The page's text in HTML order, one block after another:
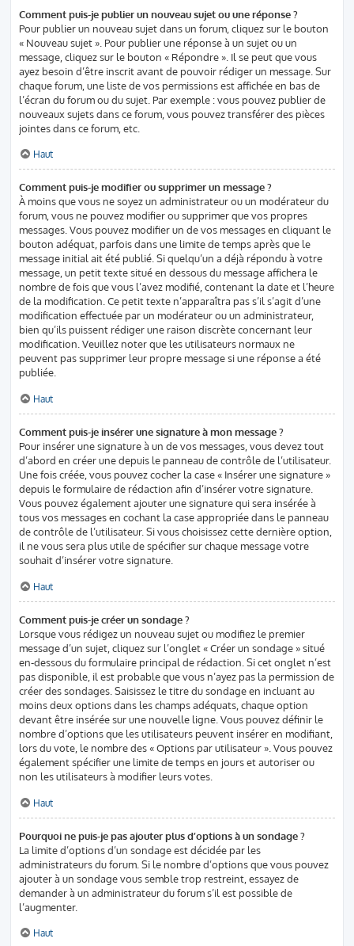
Comment puis-je publier un nouveau sujet ou une réponse ?
Pour publier un nouveau sujet dans un forum, cliquez sur le bouton
« Nouveau sujet ». Pour publier une réponse à un sujet ou un
message, cliquez sur le bouton « Répondre ». Il se peut que vous
ayez besoin d’être inscrit avant de pouvoir rédiger un message. Sur
chaque forum, une liste de vos permissions est affichée en bas de
l’écran du forum ou du sujet. Par exemple : vous pouvez publier de
nouveaux sujets dans ce forum, vous pouvez transférer des pièces
jointes dans ce forum, etc.
Haut
Comment puis-je modifier ou supprimer un message ?
À moins que vous ne soyez un administrateur ou un modérateur du
forum, vous ne pouvez modifier ou supprimer que vos propres
messages. Vous pouvez modifier un de vos messages en cliquant le
bouton adéquat, parfois dans une limite de temps après que le
message initial ait été publié. Si quelqu’un a déjà répondu à votre
message, un petit texte situé en dessous du message affichera le
nombre de fois que vous l’avez modifié, contenant la date et l’heure
de la modification. Ce petit texte n’apparaîtra pas s’il s’agit d’une
modification effectuée par un modérateur ou un administrateur,
bien qu’ils puissent rédiger une raison discrète concernant leur
modification. Veuillez noter que les utilisateurs normaux ne
peuvent pas supprimer leur propre message si une réponse a été
publiée.
Haut
Comment puis-je insérer une signature à mon message ?
Pour insérer une signature à un de vos messages, vous devez tout
d’abord en créer une depuis le panneau de contrôle de l’utilisateur.
Une fois créée, vous pouvez cocher la case « Insérer une signature »
depuis le formulaire de rédaction afin d’insérer votre signature.
Vous pouvez également ajouter une signature qui sera insérée à
tous vos messages en cochant la case appropriée dans le panneau
de contrôle de l’utilisateur. Si vous choisissez cette dernière option,
il ne vous sera plus utile de spécifier sur chaque message votre
souhait d’insérer votre signature.
Haut
Comment puis-je créer un sondage ?
Lorsque vous rédigez un nouveau sujet ou modifiez le premier
message d’un sujet, cliquez sur l’onglet « Créer un sondage » situé
en-dessous du formulaire principal de rédaction. Si cet onglet n’est
pas disponible, il est probable que vous n’ayez pas la permission de
créer des sondages. Saisissez le titre du sondage en incluant au
moins deux options dans les champs adéquats, chaque option
devant être insérée sur une nouvelle ligne. Vous pouvez définir le
nombre d’options que les utilisateurs peuvent insérer en modifiant,
lors du vote, le nombre des « Options par utilisateur ». Vous pouvez
également spécifier une limite de temps en jours et autoriser ou
non les utilisateurs à modifier leurs votes.
Haut
Pourquoi ne puis-je pas ajouter plus d’options à un sondage ?
La limite d’options d’un sondage est décidée par les
administrateurs du forum. Si le nombre d’options que vous pouvez
ajouter à un sondage vous semble trop restreint, essayez de
demander à un administrateur du forum s’il est possible de
l’augmenter.
Haut